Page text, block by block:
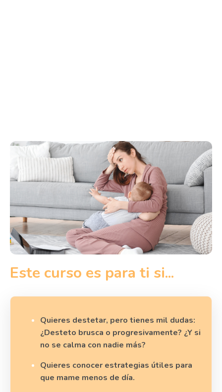
Este curso es para ti si...
Quieres destetar, pero tienes mil dudas:
¿Desteto brusca o progresivamente? ¿Y si
no se calma con nadie más?
Quieres conocer estrategias útiles para
que mame menos de día.